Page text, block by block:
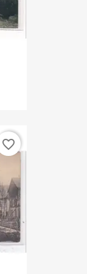
favorite_border